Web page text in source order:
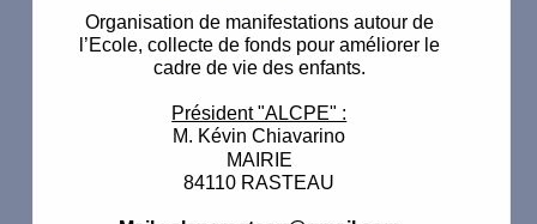
Mentions légales
Données personnelles
Organisation de manifestations autour de
l’Ecole, collecte de fonds pour améliorer le
cadre de vie des enfants.
Président "ALCPE" :
M. Kévin Chiavarino
MAIRIE
84110 RASTEAU